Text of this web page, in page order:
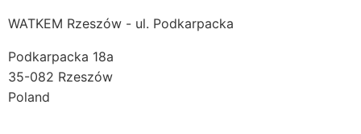
WATKEM Rzeszów - ul. Podkarpacka
Podkarpacka 18a
35-082 Rzeszów
Poland